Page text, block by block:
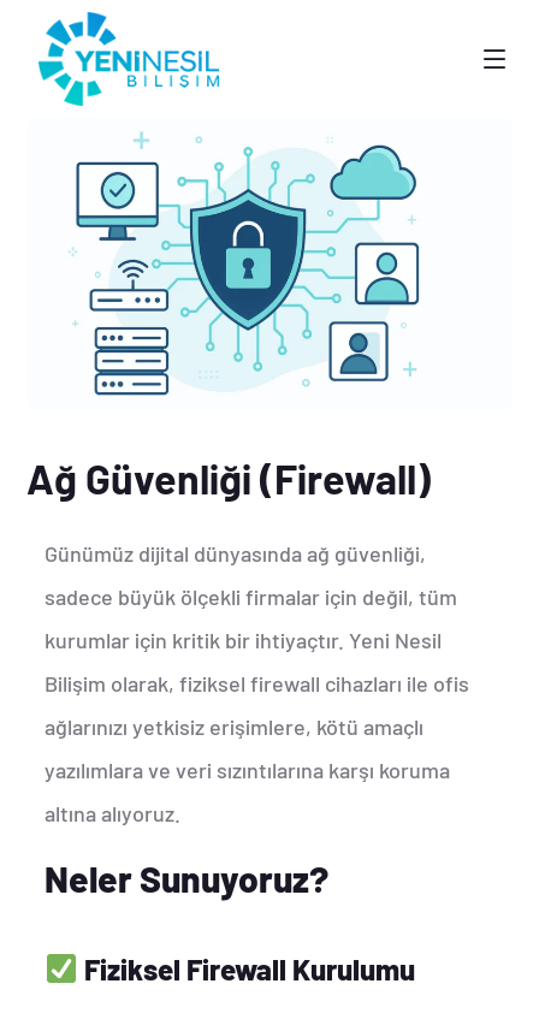
Ağ Güvenliği (Firewall)
Günümüz dijital dünyasında ağ güvenliği,
sadece büyük ölçekli firmalar için değil, tüm
kurumlar için kritik bir ihtiyaçtır. Yeni Nesil
Bilişim olarak, fiziksel firewall cihazları ile ofis
ağlarınızı yetkisiz erişimlere, kötü amaçlı
yazılımlara ve veri sızıntılarına karşı koruma
altına alıyoruz.
Neler Sunuyoruz?
Fiziksel Firewall Kurulumu